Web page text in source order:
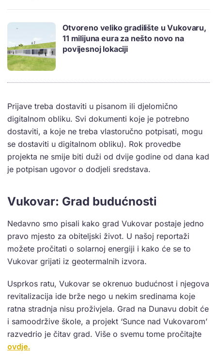
Otvoreno veliko gradilište u Vukovaru,
11 milijuna eura za nešto novo na
povijesnoj lokaciji
Prijave treba dostaviti u pisanom ili djelomično
digitalnom obliku. Svi dokumenti koje je potrebno
dostaviti, a koje ne treba vlastoručno potpisati, mogu
se dostaviti u digitalnom obliku). Rok provedbe
projekta ne smije biti duži od dvije godine od dana kad
je potpisan ugovor o dodjeli sredstava.
Vukovar: Grad budućnosti
Nedavno smo pisali kako grad Vukovar postaje jedno
pravo mjesto za obiteljski život. U našoj reportaži
možete pročitati o solarnoj energiji i kako će se to
Vukovar grijati iz geotermalnih izvora.
Usprkos ratu, Vukovar se okrenuo budućnost i njegova
revitalizacija ide brže nego u nekim sredinama koje
ratna stradnja nisu proživjela. Grad na Dunavu dobit će
i samoodržive škole, a projekt ‘Sunce nad Vukovarom’
razvedrio je čitav grad. Više o svemu tome pročitajte
ovdje.